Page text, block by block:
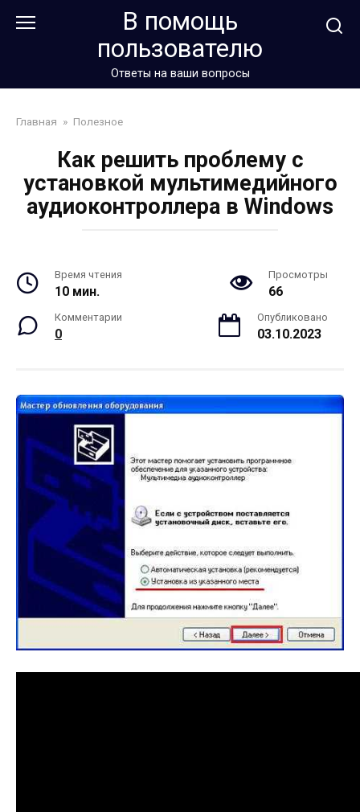
В помощь
пользователю
Ответы на ваши вопросы
Главная » Полезное
Как решить проблему с
установкой мультимедийного
аудиоконтроллера в Windows
Время чтения
10 мин.
Просмотры
66
Комментарии
0
Опубликовано
03.10.2023